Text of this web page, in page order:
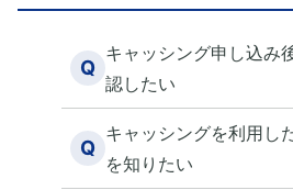
Q
キャッシング申し込み
認したい
Q
キャッシングを利用し
を知りたい